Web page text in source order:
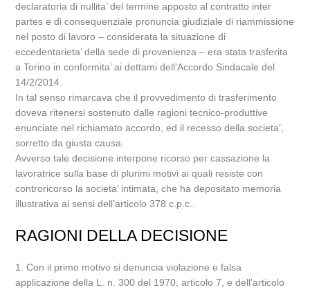
declaratoria di nullita’ del termine apposto al contratto inter
partes e di consequenziale pronuncia giudiziale di riammissione
nel posto di lavoro – considerata la situazione di
eccedentarieta’ della sede di provenienza – era stata trasferita
a Torino in conformita’ ai dettami dell’Accordo Sindacale del
14/2/2014.
In tal senso rimarcava che il provvedimento di trasferimento
doveva ritenersi sostenuto dalle ragioni tecnico-produttive
enunciate nel richiamato accordo, ed il recesso della societa’,
sorretto da giusta causa.
Avverso tale decisione interpone ricorso per cassazione la
lavoratrice sulla base di plurimi motivi ai quali resiste con
controricorso la societa’ intimata, che ha depositato memoria
illustrativa ai sensi dell’articolo 378 c.p.c..
RAGIONI DELLA DECISIONE
1. Con il primo motivo si denuncia violazione e falsa
applicazione della L. n. 300 del 1970, articolo 7, e dell’articolo